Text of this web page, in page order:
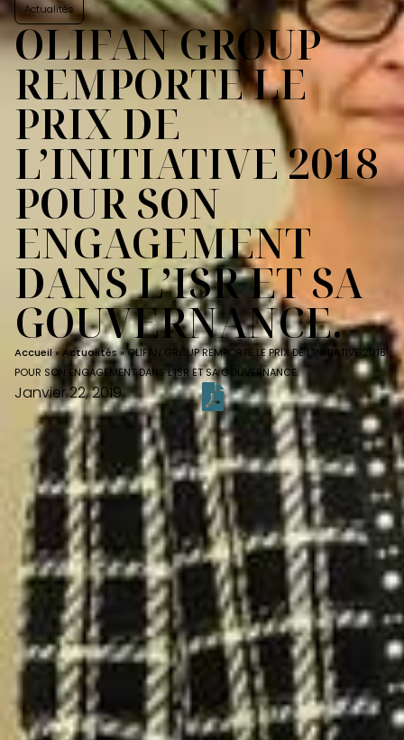
Actualités
OLIFAN GROUP
REMPORTE LE
PRIX DE
L’INITIATIVE 2018
POUR SON
ENGAGEMENT
DANS L’ISR ET SA
GOUVERNANCE.
Accueil»Actualités»OLIFAN GROUP REMPORTE LE PRIX DE L’INITIATIVE 2018
POUR SON ENGAGEMENT DANS L’ISR ET SA GOUVERNANCE.
Janvier 22, 2019